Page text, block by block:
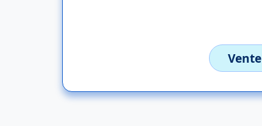
Vente